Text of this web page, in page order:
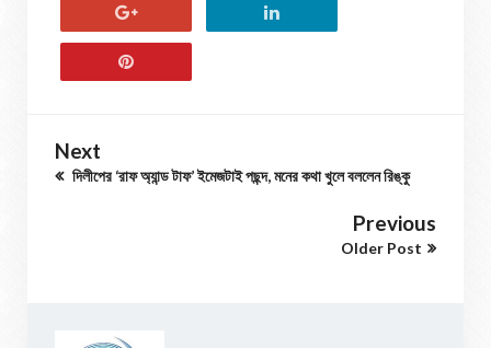
Next
দিলীপের ‘রাফ অ্যান্ড টাফ’ ইমেজটাই পছন্দ, মনের কথা খুলে বললেন রিঙ্কু
Previous
Older Post